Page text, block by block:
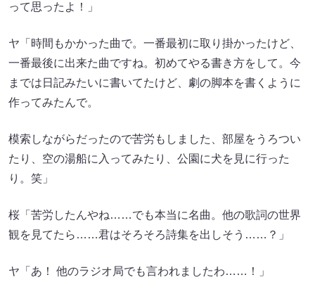
って思ったよ！」
ヤ「時間もかかった曲で。一番最初に取り掛かったけど、
一番最後に出来た曲ですね。初めてやる書き方をして。今
までは日記みたいに書いてたけど、劇の脚本を書くように
作ってみたんで。
模索しながらだったので苦労もしました、部屋をうろつい
たり、空の湯船に入ってみたり、公園に犬を見に行った
り。笑」
桜「苦労したんやね……でも本当に名曲。他の歌詞の世界
観を見てたら……君はそろそろ詩集を出しそう……？」
ヤ「あ！ 他のラジオ局でも言われましたわ……！」